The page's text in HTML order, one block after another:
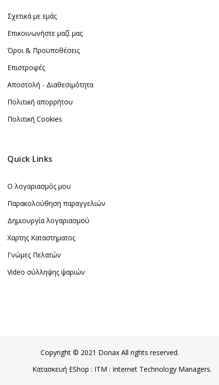
Σχετικά με εμάς
Επικοινωνήστε μαζί μας
Όροι & Προϋποθέσεις
Επιστροφές
Αποστολή - Διαθεσιμότητα
Πολιτική απορρήτου
Πολιτική Cookies
Quick Links
Ο λογαριασμός μου
Παρακολούθηση παραγγελιών
Δημιουργία λογαριασμού
Χαρτης Καταστηματος
Γνώμες Πελατών
Video σύλληψης ψαριών
Copyright © 2021 Donax All rights reserved.
Κατασκευή EShop : ITM : Internet Technology Managers.